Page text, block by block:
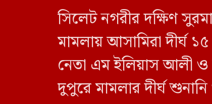
সিলেট নগরীর দক্ষিণ
মামলায় আসামিরা দীর্ঘ
নেতা এম ইলিয়াস আলী ও
দুপুরে মামলার দীর্ঘ